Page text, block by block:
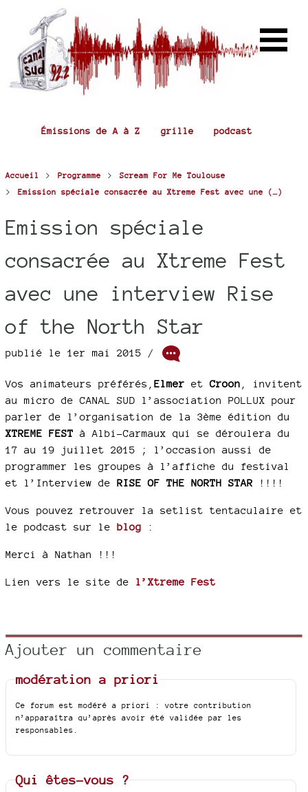
Émissions de A à Z grille podcast
Accueil > Programme > Scream For Me Toulouse
> Emission spéciale consacrée au Xtreme Fest avec une (…)
Emission spéciale
consacrée au Xtreme Fest
avec une interview Rise
of the North Star
publié le 1er mai 2015 /
Vos animateurs préférés, Elmer etCroon , invitent
au micro de CANAL SUD l’association POLLUX pour
parler de l’organisation de la 3ème édition du
XTREME FEST à Albi-Carmaux qui se déroulera du
17 au 19 juillet 2015 ; l’occasion aussi de
programmer les groupes à l’affiche du festival
et l’Interview de RISE OF THE NORTH STAR !!!!
Vous pouvez retrouver la setlist tentaculaire et
le podcast sur le blog :
Merci à Nathan !!!
Lien vers le site de l’Xtreme Fest
Ajouter un commentaire
modération a priori
Ce forum est modéré a priori : votre contribution
n’apparaîtra qu’après avoir été validée par les
responsables.
Qui êtes-vous ?